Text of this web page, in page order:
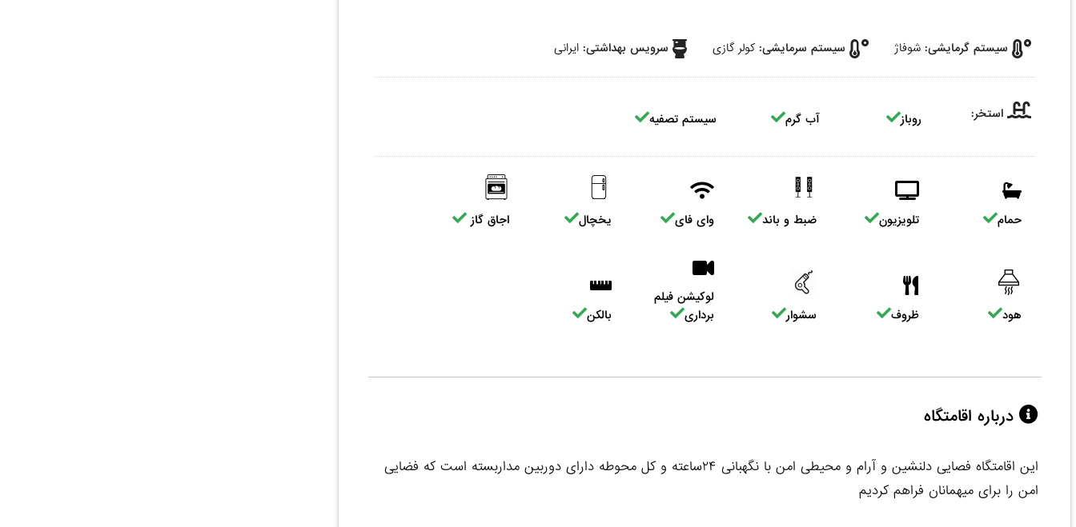
سیستم گرمایشی: شوفاژ سیستم سرمایشی: کولر گازی سرویس بهداشتی: ایرانی
استخر: روباز آب گرم سیستم تصفیه
حمام تلویزیون ضبط و باند وای فای یخچال اجاق گاز
هود ظروف سشوار
لوکیشن فیلم
برداری
بالکن
درباره اقامتگاه
این اقامتگاه فصایی دلنشین و آرام و محیطی امن با نگهبانی ۲۴ساعته و کل محوطه دارای دوربین مداربسته است که فضایی
امن را برای میهمانان فراهم کردیم